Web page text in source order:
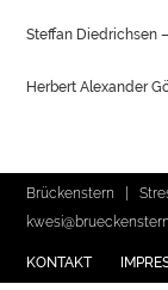
Steffan Diedrichsen
Herbert Alexander
Brückenstern |
KONTAKT